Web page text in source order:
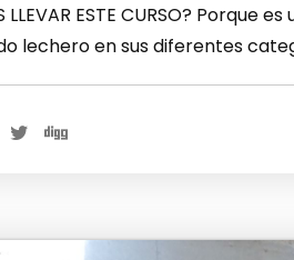
LLEVAR ESTE CURSO?
lechero en sus diferentes